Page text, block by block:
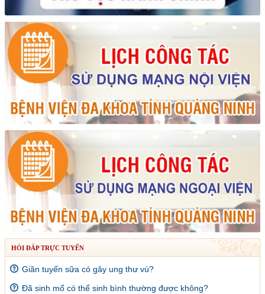
HỎI ĐÁP TRỰC TUYẾN
Giãn tuyến sữa có gây ung thư vú?
Đã sinh mổ có thể sinh bình thường được không?